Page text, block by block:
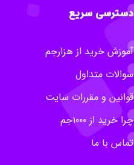
دسترسی سریع
آموزش خرید از هزارجم
سوالات متداول
قوانین و مقررات سایت
چرا خرید از ۱۰۰۰جم
تماس با ما